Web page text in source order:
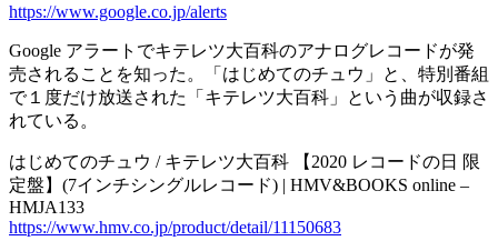
https://www.google.co.jp/alerts
Google アラートでキテレツ大百科のアナログレコードが発
売されることを知った。「はじめてのチュウ」と、特別番組
で１度だけ放送された「キテレツ大百科」という曲が収録さ
れている。
はじめてのチュウ / キテレツ大百科 【2020 レコードの日 限
定盤】(7インチシングルレコード) | HMV&BOOKS online –
HMJA133
https://www.hmv.co.jp/product/detail/11150683